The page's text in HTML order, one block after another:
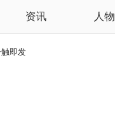
资讯 人物
即发